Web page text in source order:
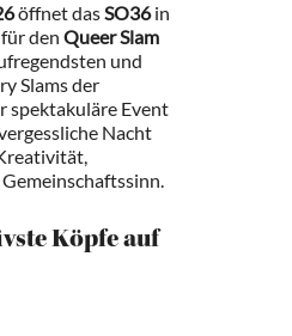
öffnet dasSO36in
den Queer Slam
und
Slams der
spektakuläre Event
Nacht
Köpfe auf